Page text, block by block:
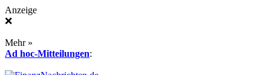
Anzeige
❌
Mehr »
Ad hoc-Mitteilungen: